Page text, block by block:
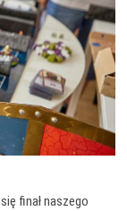
finał naszego